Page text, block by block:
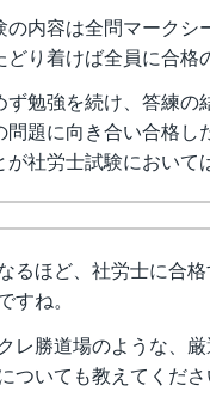
の内容は全問マーク
り着けば全員に合格
ず勉強を続け、答練
問題に向き合い合格
が社労士試験において
るほど、社労士に合
すね。
クレ勝道場のような、
ついても教えてくださ